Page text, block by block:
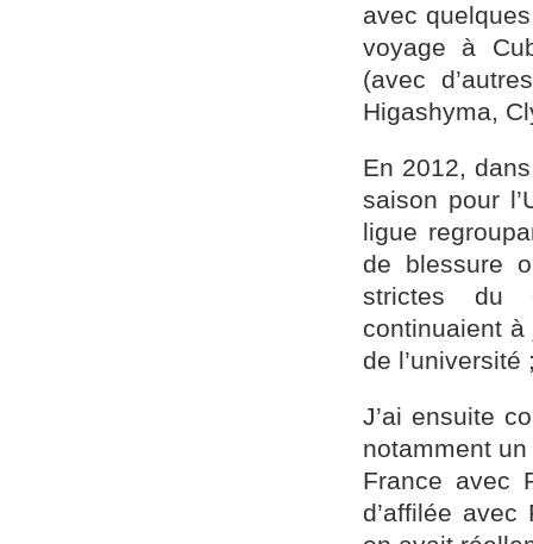
avec
voyage à
(avec
Higashyma,
En 2012,
saison pour
ligue
de blessure
strictes du
continuaient
de
J’ai ensuite
notamment
France avec
d’affilée